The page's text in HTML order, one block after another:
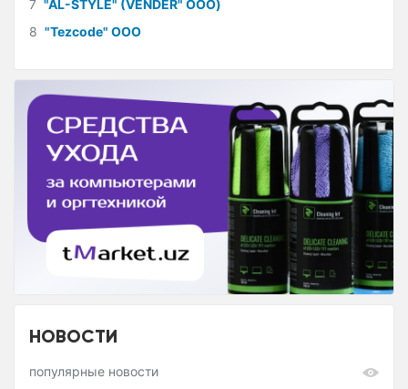
7 "AL-STYLE" (VENDER" ООО)
8 "Tezcode" ООО
НОВОСТИ
популярные новости